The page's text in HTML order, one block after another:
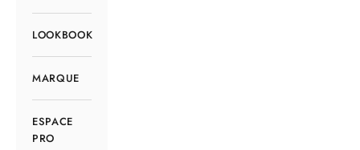
LOOKBOOK
MARQUE
ESPACE
PRO